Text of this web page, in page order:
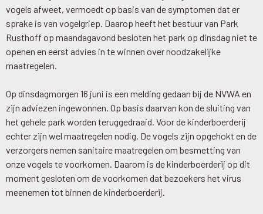
vogels afweet, vermoedt op basis van de symptomen dat er
sprake is van vogelgriep. Daarop heeft het bestuur van Park
Rusthoff op maandagavond besloten het park op dinsdag niet te
openen en eerst advies in te winnen over noodzakelijke
maatregelen.
Op dinsdagmorgen 16 juni is een melding gedaan bij de NVWA en
zijn adviezen ingewonnen. Op basis daarvan kon de sluiting van
het gehele park worden teruggedraaid. Voor de kinderboerderij
echter zijn wel maatregelen nodig. De vogels zijn opgehokt en de
verzorgers nemen sanitaire maatregelen om besmetting van
onze vogels te voorkomen. Daarom is de kinderboerderij op dit
moment gesloten om de voorkomen dat bezoekers het virus
meenemen tot binnen de kinderboerderij.